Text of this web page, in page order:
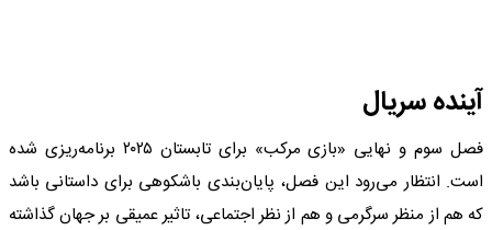
آینده سریال
فصل سوم و نهایی «بازی مرکب» برای تابستان ۲۰۲۵ برنامه‌ریزی شده
است. انتظار می‌رود این فصل، پایان‌بندی باشکوهی برای داستانی باشد
که هم از منظر سرگرمی و هم از نظر اجتماعی، تاثیر عمیقی بر جهان گذاشته